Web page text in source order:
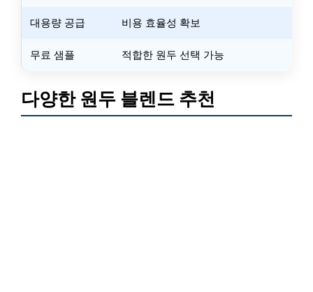
대용량 공급 비용 효율성 확보
무료 샘플 적합한 원두 선택 가능
다양한 원두 블렌드 추천